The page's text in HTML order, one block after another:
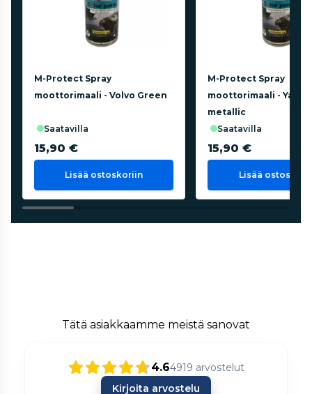
M-Protect Spray
moottorimaali - Volvo Green
saatavilla
15,90 €
Lisää ostoskoriin
M-Protect Spray
moottorimaali -
metallic
saatavilla
15,90 €
Lisää
Tätä asiakkaamme meistä sanovat
4.64919 arvostelut
Kirjoita arvostelu